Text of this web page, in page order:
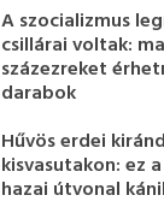
A szocializmus
csillárai voltak:
százezreket
darabok
Hűvös erdei
kisvasutakon: ez
hazai útvonal